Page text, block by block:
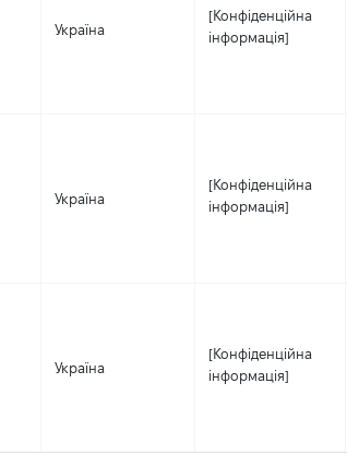
Україна
[Конфіденційна
інформація]
Україна
[Конфіденційна
інформація]
Україна
[Конфіденційна
інформація]